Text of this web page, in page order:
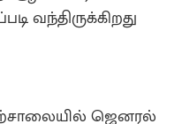
வந்திருக்கிறது
ஜெனரல்